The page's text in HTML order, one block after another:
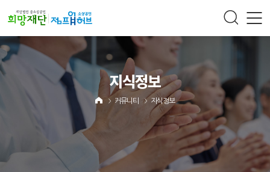
지식정보
커뮤니티 지식정보